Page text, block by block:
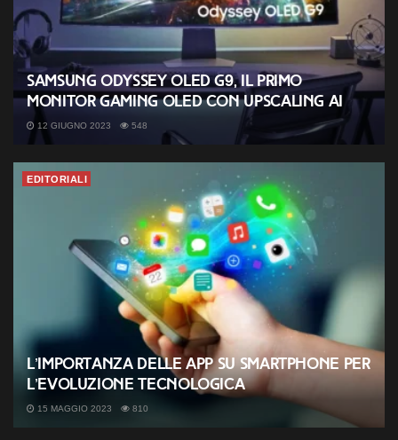
Samsung Odyssey OLED G9, il primo
monitor gaming OLED con upscaling AI
12 GIUGNO 2023 548
EDITORIALI
L’importanza delle app su smartphone per
l’evoluzione tecnologica
15 MAGGIO 2023 810